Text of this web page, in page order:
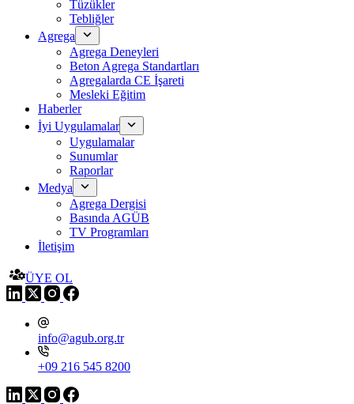
Tüzükler
Tebliğler
Agrega
Agrega Deneyleri
Beton Agrega Standartları
Agregalarda CE İşareti
Mesleki Eğitim
Haberler
İyi Uygulamalar
Uygulamalar
Sunumlar
Raporlar
Medya
Agrega Dergisi
Basında AGÜB
TV Programları
İletişim
ÜYE OL
info@agub.org.tr
+09 216 545 8200